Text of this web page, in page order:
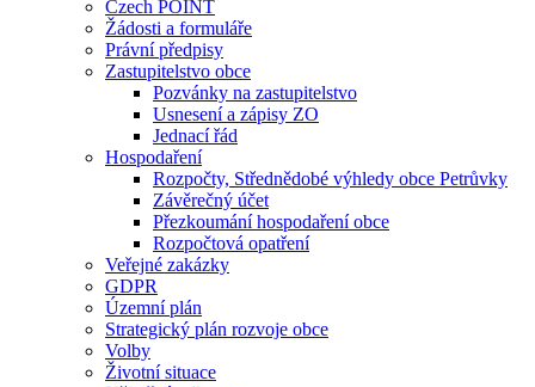
Czech POINT
Žádosti a formuláře
Právní předpisy
Zastupitelstvo obce
Pozvánky na zastupitelstvo
Usnesení a zápisy ZO
Jednací řád
Hospodaření
Rozpočty, Střednědobé výhledy obce Petrůvky
Závěrečný účet
Přezkoumání hospodaření obce
Rozpočtová opatření
Veřejné zakázky
GDPR
Územní plán
Strategický plán rozvoje obce
Volby
Životní situace